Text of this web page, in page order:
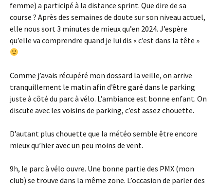
femme) a participé à la distance sprint. Que dire de sa
course ? Après des semaines de doute sur son niveau actuel,
elle nous sort 3 minutes de mieux qu’en 2024. J’espère
qu’elle va comprendre quand je lui dis « c’est dans la tête »
Comme j’avais récupéré mon dossard la veille, on arrive
tranquillement le matin afin d’être garé dans le parking
juste à côté du parc à vélo. L’ambiance est bonne enfant. On
discute avec les voisins de parking, c’est assez chouette.
D’autant plus chouette que la météo semble être encore
mieux qu’hier avec un peu moins de vent.
9h, le parc à vélo ouvre. Une bonne partie des PMX (mon
club) se trouve dans la même zone. L’occasion de parler des